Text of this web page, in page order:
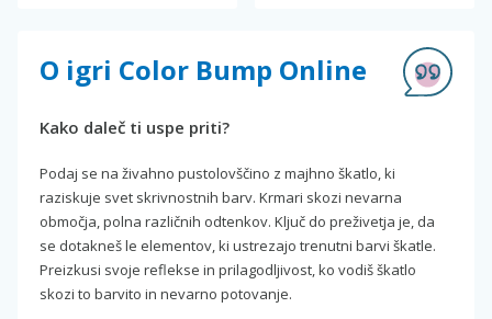
O igri Color Bump Online
Kako daleč ti uspe priti?
Podaj se na živahno pustolovščino z majhno škatlo, ki
raziskuje svet skrivnostnih barv. Krmari skozi nevarna
območja, polna različnih odtenkov. Ključ do preživetja je, da
se dotakneš le elementov, ki ustrezajo trenutni barvi škatle.
Preizkusi svoje reflekse in prilagodljivost, ko vodiš škatlo
skozi to barvito in nevarno potovanje.